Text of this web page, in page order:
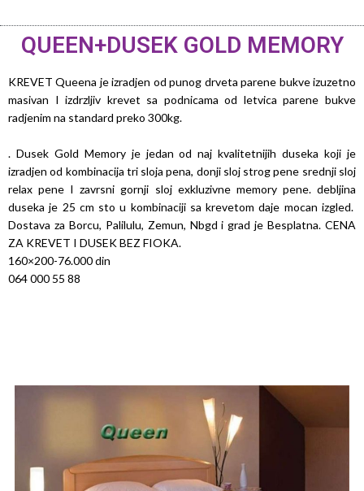
QUEEN+DUSEK GOLD MEMORY
KREVET Queena je izradjen od punog drveta parene bukve izuzetno
masivan I izdrzljiv krevet sa podnicama od letvica parene bukve
radjenim na standard preko 300kg.
. Dusek Gold Memory je jedan od naj kvalitetnijih duseka koji je
izradjen od kombinacija tri sloja pena, donji sloj strog pene srednji sloj
relax pene I zavrsni gornji sloj exkluzivne memory pene. debljina
duseka je 25 cm sto u kombinaciji sa krevetom daje mocan izgled.
Dostava za Borcu, Palilulu, Zemun, Nbgd i grad je Besplatna. CENA
ZA KREVET I DUSEK BEZ FIOKA.
160×200-76.000 din
064 000 55 88